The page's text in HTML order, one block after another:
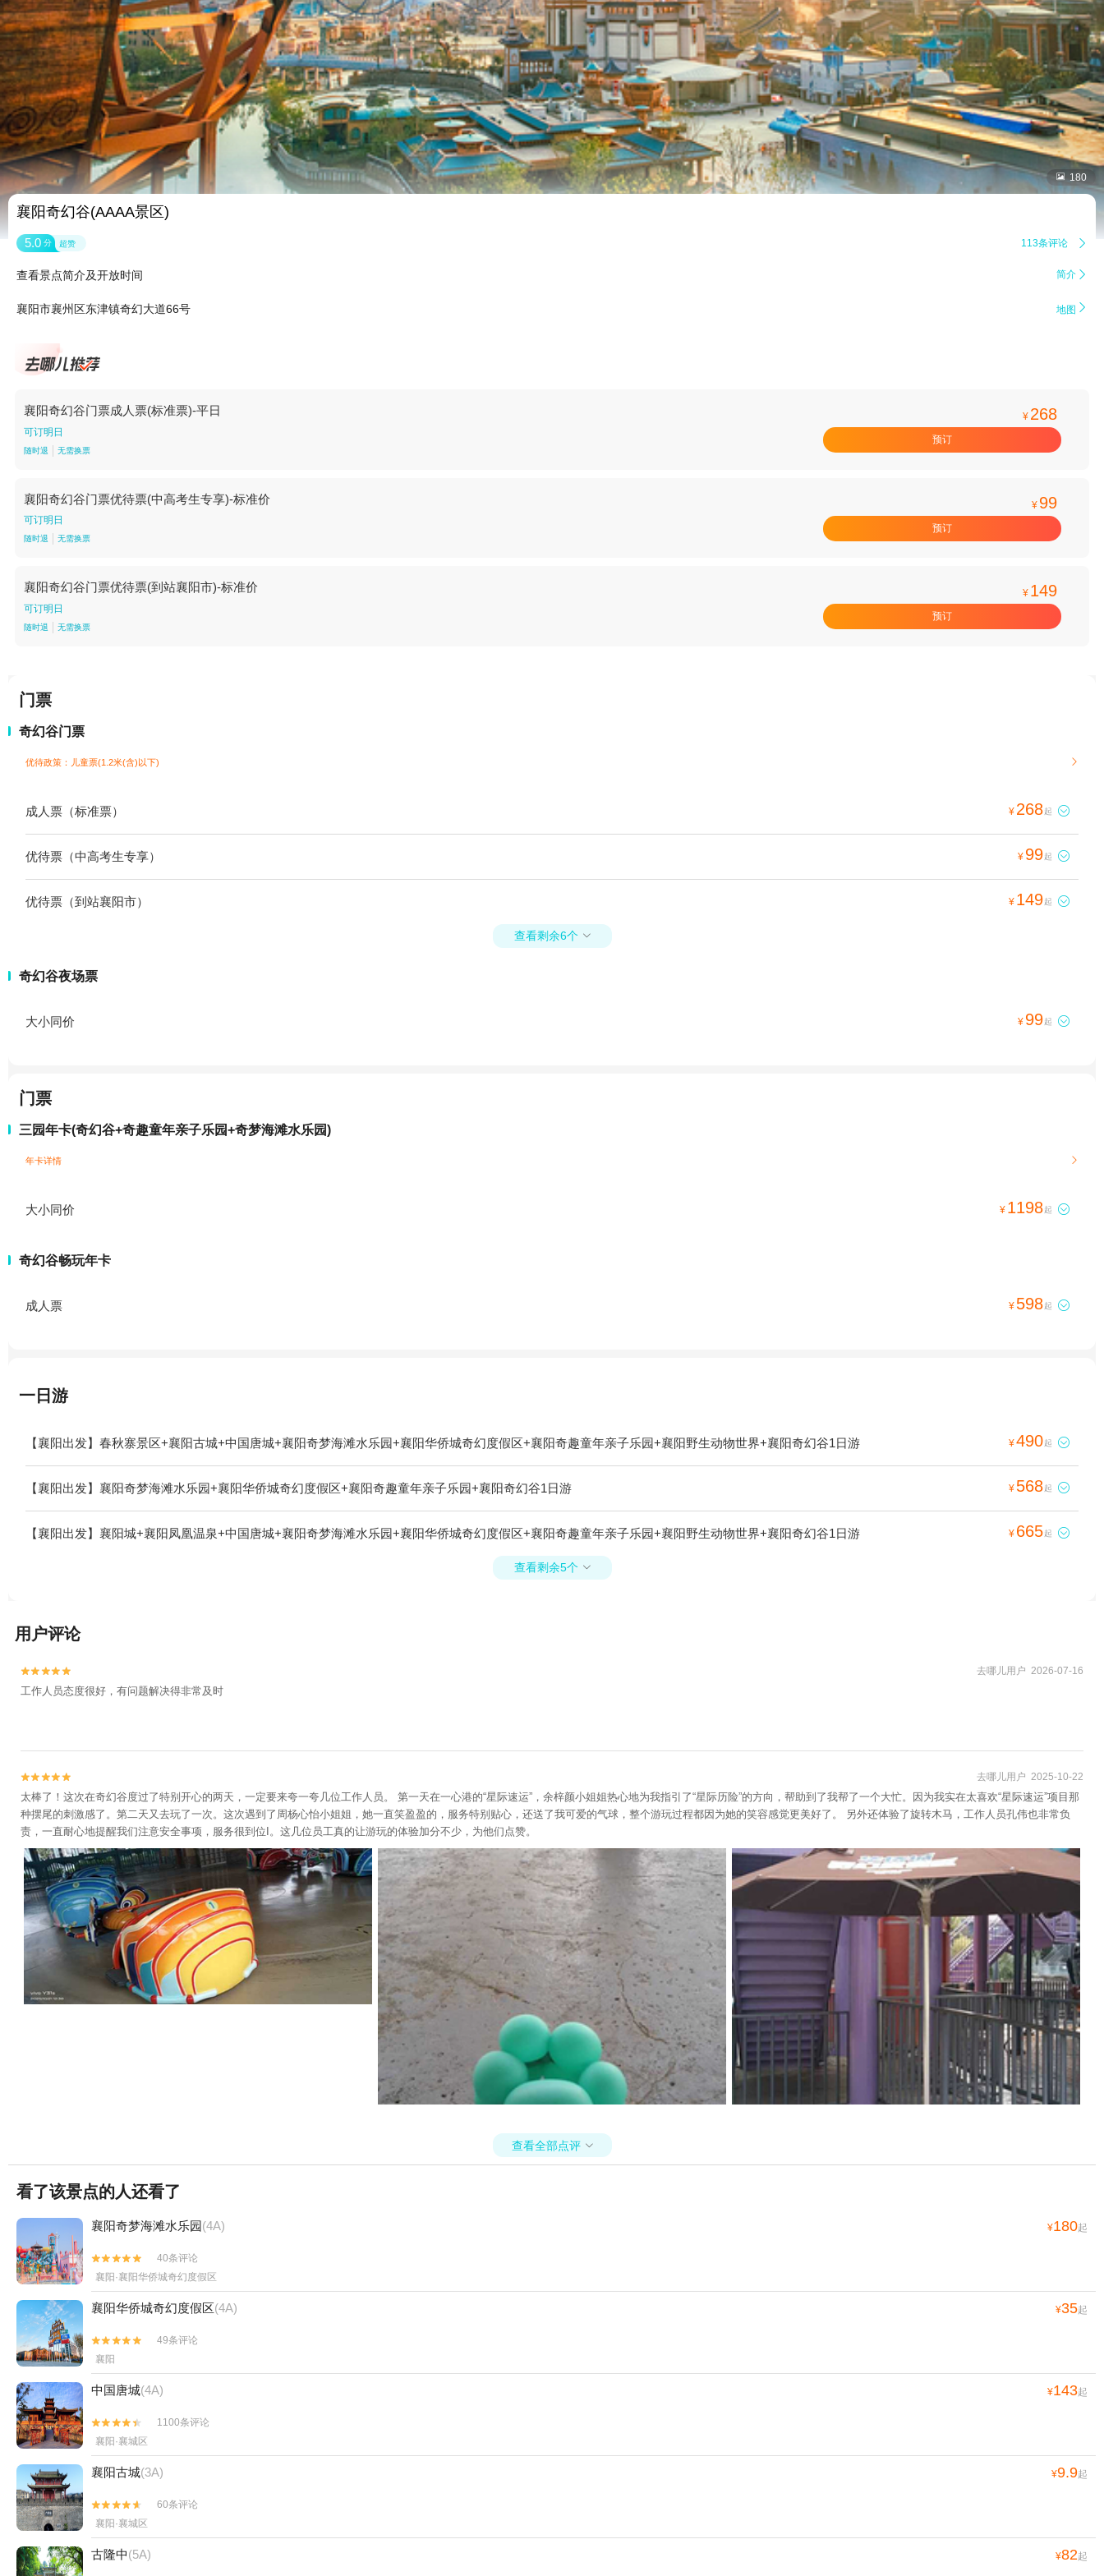
 180
襄阳奇幻谷(AAAA景区)
5.0 分 超赞 113条评论 
查看景点简介及开放时间 简介 
襄阳市襄州区东津镇奇幻大道66号 地图 
襄阳奇幻谷门票成人票(标准票)-平日
可订明日
随时退 无需换票
¥ 268
预订
襄阳奇幻谷门票优待票(中高考生专享)-标准价
可订明日
随时退 无需换票
¥ 99
预订
襄阳奇幻谷门票优待票(到站襄阳市)-标准价
可订明日
随时退 无需换票
¥ 149
预订
门票
奇幻谷门票
优待政策：儿童票(1.2米(含)以下) 
成人票（标准票） ¥ 268起 
优待票（中高考生专享） ¥ 99起 
优待票（到站襄阳市） ¥ 149起 
查看剩余6个 
奇幻谷夜场票
大小同价 ¥ 99起 
门票
三园年卡(奇幻谷+奇趣童年亲子乐园+奇梦海滩水乐园)
年卡详情 
大小同价 ¥ 1198起 
奇幻谷畅玩年卡
成人票 ¥ 598起 
一日游
【襄阳出发】春秋寨景区+襄阳古城+中国唐城+襄阳奇梦海滩水乐园+襄阳华侨城奇幻度假区+襄阳奇趣童年亲子乐园+襄阳野生动物世界+襄阳奇幻谷1日游 ¥490起 
【襄阳出发】襄阳奇梦海滩水乐园+襄阳华侨城奇幻度假区+襄阳奇趣童年亲子乐园+襄阳奇幻谷1日游 ¥ 568起 
【襄阳出发】襄阳城+襄阳凤凰温泉+中国唐城+襄阳奇梦海滩水乐园+襄阳华侨城奇幻度假区+襄阳奇趣童年亲子乐园+襄阳野生动物世界+襄阳奇幻谷1日游 ¥ 665起 
查看剩余5个 
用户评论

 去哪儿用户 2026-07-16
工作人员态度很好，有问题解决得非常及时

 去哪儿用户 2025-10-22
太棒了！这次在奇幻谷度过了特别开心的两天，一定要来夸一夸几位工作人员。 第一天在一心港的“星际速运”，余梓颜小姐姐热心地为我指引了“星际历险”的方向，帮助到了我帮了一个大忙。因为我实在太喜欢“星际速运”项目那
种摆尾的刺激感了。第二天又去玩了一次。这次遇到了周杨心怡小姐姐，她一直笑盈盈的，服务特别贴心，还送了我可爱的气球，整个游玩过程都因为她的笑容感觉更美好了。 另外还体验了旋转木马，工作人员孔伟也非常负
责，一直耐心地提醒我们注意安全事项，服务很到位I。这几位员工真的让游玩的体验加分不少，为他们点赞。
查看全部点评 
看了该景点的人还看了
襄阳奇梦海滩水乐园(4A) ¥180起


40条评论
襄阳·襄阳华侨城奇幻度假区
襄阳华侨城奇幻度假区(4A) ¥35起


49条评论
襄阳
中国唐城(4A) ¥143起


1100条评论
襄阳·襄城区
襄阳古城(3A) ¥9.9起


60条评论
襄阳·襄城区
古隆中(5A) ¥82起